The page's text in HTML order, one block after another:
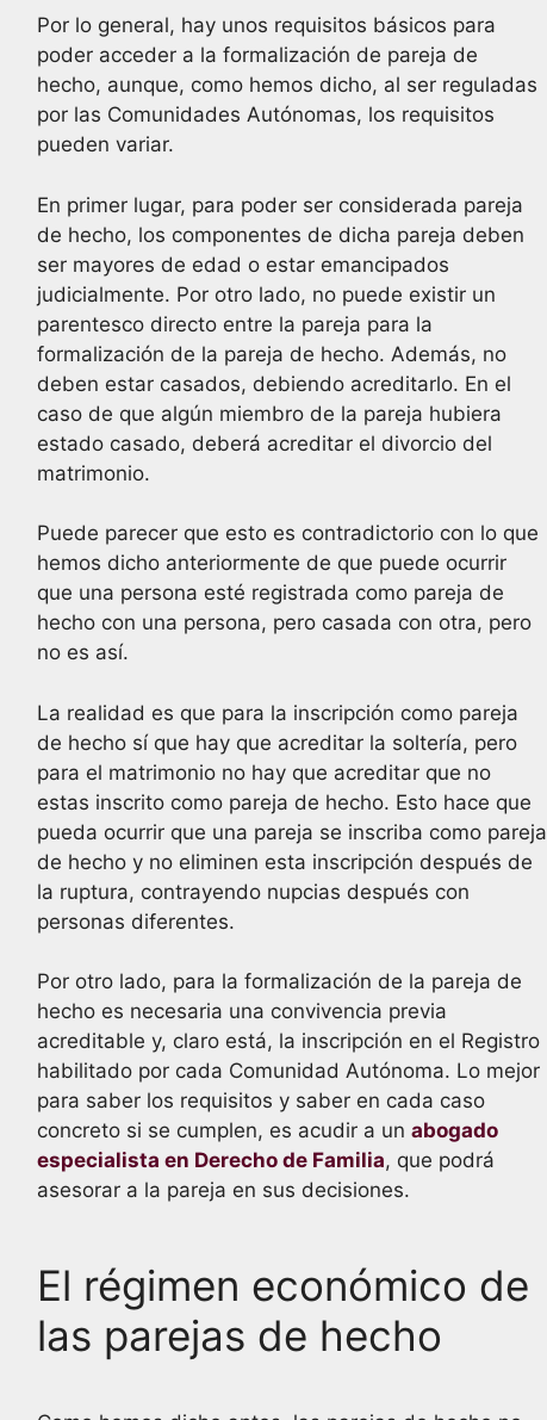
Por lo general, hay unos requisitos básicos para
poder acceder a la formalización de pareja de
hecho, aunque, como hemos dicho, al ser reguladas
por las Comunidades Autónomas, los requisitos
pueden variar.
En primer lugar, para poder ser considerada pareja
de hecho, los componentes de dicha pareja deben
ser mayores de edad o estar emancipados
judicialmente. Por otro lado, no puede existir un
parentesco directo entre la pareja para la
formalización de la pareja de hecho. Además, no
deben estar casados, debiendo acreditarlo. En el
caso de que algún miembro de la pareja hubiera
estado casado, deberá acreditar el divorcio del
matrimonio.
Puede parecer que esto es contradictorio con lo que
hemos dicho anteriormente de que puede ocurrir
que una persona esté registrada como pareja de
hecho con una persona, pero casada con otra, pero
no es así.
La realidad es que para la inscripción como pareja
de hecho sí que hay que acreditar la soltería, pero
para el matrimonio no hay que acreditar que no
estas inscrito como pareja de hecho. Esto hace que
pueda ocurrir que una pareja se inscriba como pareja
de hecho y no eliminen esta inscripción después de
la ruptura, contrayendo nupcias después con
personas diferentes.
Por otro lado, para la formalización de la pareja de
hecho es necesaria una convivencia previa
acreditable y, claro está, la inscripción en el Registro
habilitado por cada Comunidad Autónoma. Lo mejor
para saber los requisitos y saber en cada caso
concreto si se cumplen, es acudir a un abogado
especialista en Derecho de Familia, que podrá
asesorar a la pareja en sus decisiones.
El régimen económico de
las parejas de hecho